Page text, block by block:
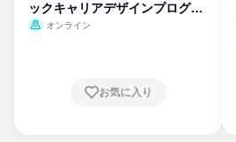
ックキャリアデザインプログラ
ム
オンライン
お気に入り